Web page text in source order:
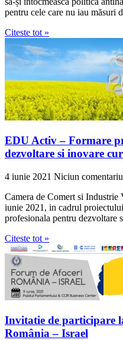
pentru cele care nu iau măsuri
Citeste tot »
EDU Activ – Formare
dezvoltare si inovare
4 iunie 2021 Niciun comentariu
Camera de Comert si
iunie 2021, in cadrul
profesionala pentru dezvoltare
Citeste tot »
Invitatie de participare
România – Israel